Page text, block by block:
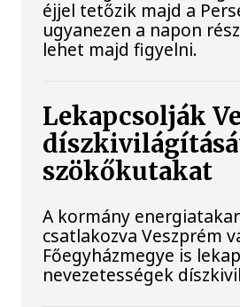
éjjel tetőzik majd a
ugyanezen a napon
lehet majd figyelni.
Lekapcsolják
szökőkutakat
A kormány
csatlakozva Veszprém
Főegyházmegye is
nevezetességek